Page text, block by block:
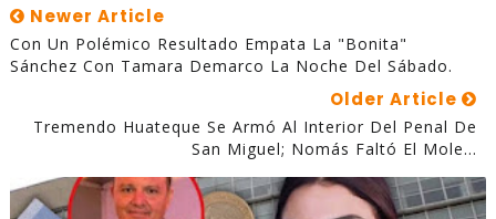
Newer Article
Con Un Polémico Resultado Empata La "Bonita"
Sánchez Con Tamara Demarco La Noche Del Sábado.
Older Article
Tremendo Huateque Se Armó Al Interior Del Penal De
San Miguel; Nomás Faltó El Mole...